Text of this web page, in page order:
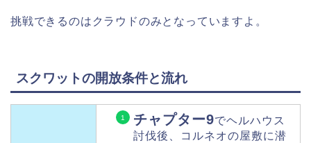
挑戦できるのはクラウドのみとなっていますよ。
スクワットの開放条件と流れ
チャプター9でヘルハウス
討伐後、コルネオの屋敷に潜